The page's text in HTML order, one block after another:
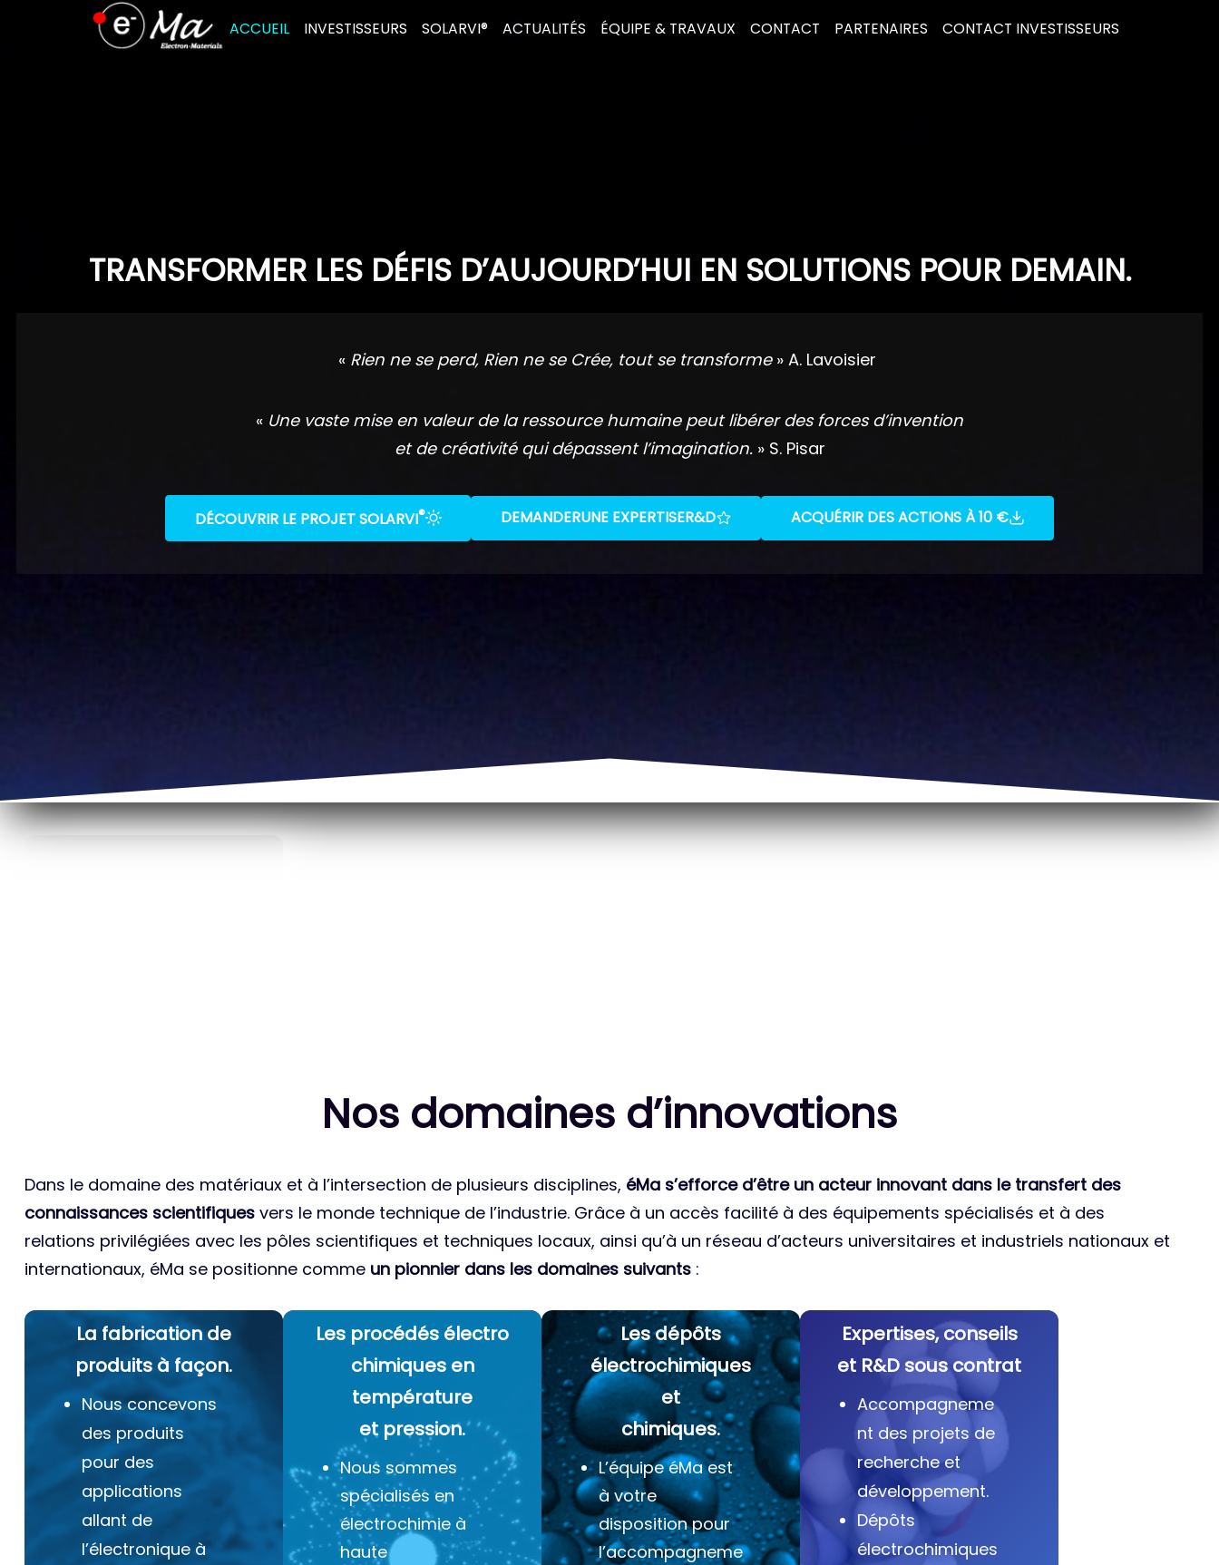
ACCUEIL INVESTISSEURS SOLARVI® ACTUALITÉS ÉQUIPE & TRAVAUX CONTACT PARTENAIRES CONTACT INVESTISSEURS
TRANSFORMER LES DÉFIS D’AUJOURD’HUI EN SOLUTIONS POUR DEMAIN.
« Rien ne se perd, Rien ne se Crée, tout se transforme » A. Lavoisier
« Une vaste mise en valeur de la ressource humaine peut libérer des forces d’invention
et de créativité qui dépassent l’imagination.» S. Pisar
DÉCOUVRIR LE PROJET SOLARVI® DEMANDERUNE EXPERTISER&D ACQUÉRIR DES ACTIONS À 10 €
Nos domaines d’innovations
Dans le domaine des matériaux et à l’intersection de plusieurs disciplines, éMa s’efforce d’être un acteur innovant dans le transfert des
connaissances scientifiques vers le monde technique de l’industrie. Grâce à un accès facilité à des équipements spécialisés et à des
relations privilégiées avec les pôles scientifiques et techniques locaux, ainsi qu’à un réseau d’acteurs universitaires et industriels nationaux et
internationaux, éMa se positionne comme un pionnier dans les domaines suivants :
La fabrication de
produits à façon.
Nous concevons
des produits
pour des
applications
allant de
l’électronique à
Les procédés électro
chimiques en
température
et pression.
Nous sommes
spécialisés en
électrochimie à
haute
Les dépôts
électrochimiques
et
chimiques.
L’équipe éMa est
à votre
disposition pour
l’accompagneme
Expertises, conseils
et R&D sous contrat
Accompagneme
nt des projets de
recherche et
développement.
Dépôts
électrochimiques